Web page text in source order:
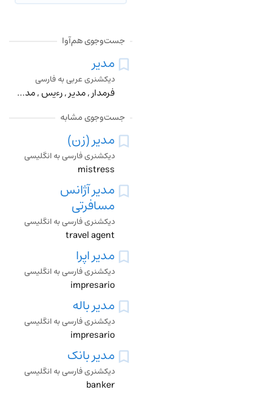
جست‌وجوی هم‌آوا
مدير
دیکشنری عربی به فارسی
فرمدار , مدير , رءيس , مدير تصفيه , وصي و مجري , فرنشين , اداره کننده , کارگردان , مباشر , کارفرمان
جست‌وجوی مشابه
مدیر (زن)
دیکشنری فارسی به انگلیسی
mistress
مدیر آژانس
مسافرتی
دیکشنری فارسی به انگلیسی
travel agent
مدیر اپرا
دیکشنری فارسی به انگلیسی
impresario
مدیر باله
دیکشنری فارسی به انگلیسی
impresario
مدیر بانک
دیکشنری فارسی به انگلیسی
banker